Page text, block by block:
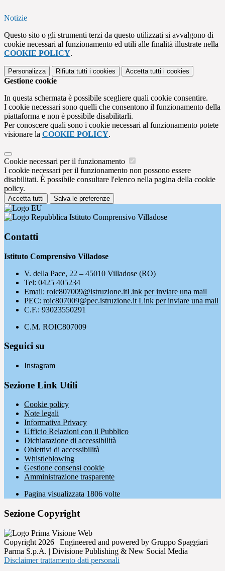
Notizie
Questo sito o gli strumenti terzi da questo utilizzati si avvalgono di
cookie necessari al funzionamento ed utili alle finalità illustrate nella
COOKIE POLICY.
Personalizza Rifiuta tutti i cookies Accetta tutti i cookies
Gestione cookie
In questa schermata è possibile scegliere quali cookie consentire.
I cookie necessari sono quelli che consentono il funzionamento della
piattaforma e non è possibile disabilitarli.
Per conoscere quali sono i cookie necessari al funzionamento potete
visionare la COOKIE POLICY.
Cookie necessari per il funzionamento
I cookie necessari per il funzionamento non possono essere
disabilitati. È possibile consultare l'elenco nella pagina della cookie
policy.
Accetta tutti Salva le preferenze
Istituto Comprensivo Villadose
Contatti
Istituto Comprensivo Villadose
V. della Pace, 22 – 45010 Villadose (RO)
Tel: 0425 405234
Email: roic807009@istruzione.itLink per inviare una mail
PEC: roic807009@pec.istruzione.it Link per inviare una mail
C.F.: 93023550291
C.M. ROIC807009
Seguici su
Instagram
Sezione Link Utili
Cookie policy
Note legali
Informativa Privacy
Ufficio Relazioni con il Pubblico
Dichiarazione di accessibilità
Obiettivi di accessibilità
Whistleblowing
Gestione consensi cookie
Amministrazione trasparente
Pagina visualizzata 1806 volte
Sezione Copyright
Copyright 2026 | Engineered and powered by Gruppo Spaggiari
Parma S.p.A. | Divisione Publishing & New Social Media
Disclaimer trattamento dati personali